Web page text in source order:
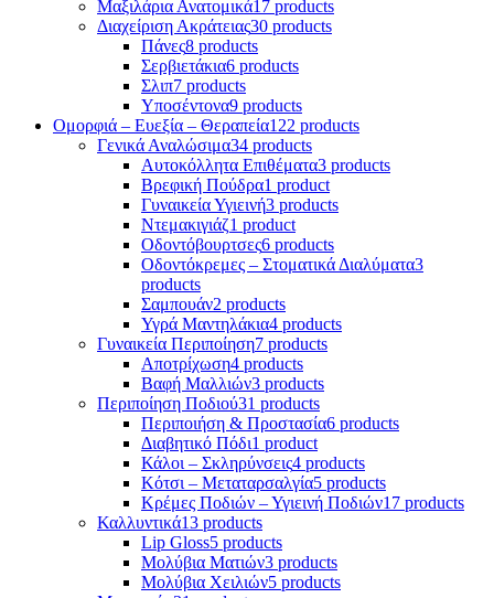
Μαξιλάρια Ανατομικά17 products
Διαχείριση Ακράτειας30 products
Πάνες8 products
Σερβιετάκια6 products
Σλιπ7 products
Υποσέντονα9 products
Ομορφιά – Ευεξία – Θεραπεία122 products
Γενικά Αναλώσιμα34 products
Αυτοκόλλητα Επιθέματα3 products
Βρεφική Πούδρα1 product
Γυναικεία Υγιεινή3 products
Ντεμακιγιάζ1 product
Οδοντόβουρτσες6 products
Οδοντόκρεμες – Στοματικά Διαλύματα3
products
Σαμπουάν2 products
Υγρά Μαντηλάκια4 products
Γυναικεία Περιποίηση7 products
Αποτρίχωση4 products
Βαφή Μαλλιών3 products
Περιποίηση Ποδιού31 products
Περιποιήση & Προστασία6 products
Διαβητικό Πόδι1 product
Κάλοι – Σκληρύνσεις4 products
Κότσι – Μεταταρσαλγία5 products
Κρέμες Ποδιών – Υγιεινή Ποδιών17 products
Καλλυντικά13 products
Lip Gloss5 products
Μολύβια Ματιών3 products
Μολύβια Χειλιών5 products